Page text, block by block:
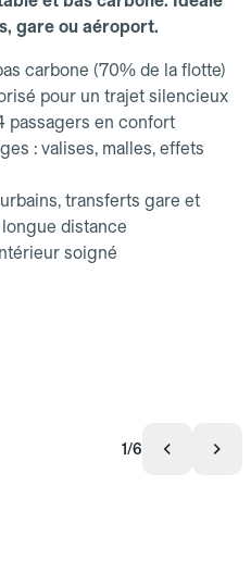
gare ou aéroport.
carbone (70% de la flotte)
pour un trajet silencieux
passagers en confort
: valises, malles, effets
transferts gare et
distance
soigné
1/6